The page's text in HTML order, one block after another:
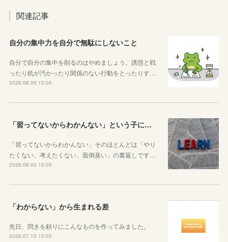
関連記事
自分の集中力を自分で無駄にしないこと
自分で自分の集中を削るのはやめましょう。誘惑と戦
ったり机が汚かったり関係のない行動をとったりす…
2026.08.05 15:05
「習ってないからわかんない」という子に伝えたい、勉強しようと思ったらその方法はいくらでもあるということ
「習ってないからわかんない」そのほとんどは「やり
たくない、考えたくない、面倒臭い」の裏返しです…
2026.08.03 15:05
「わからない」から生まれる差
先日、閃きを頼りにこんなものを作ってみました。
2026.07.15 15:05